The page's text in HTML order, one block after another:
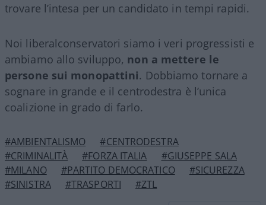
trovare l’intesa per un candidato in tempi rapidi.
Noi liberalconservatori siamo i veri progressisti e
ambiamo allo sviluppo, non a mettere le
persone sui monopattini. Dobbiamo tornare a
sognare in grande e il centrodestra è l’unica
coalizione in grado di farlo.
#AMBIENTALISMO
#CENTRODESTRA
#CRIMINALITÀ
#FORZA ITALIA
#GIUSEPPE SALA
#MILANO
#PARTITO DEMOCRATICO
#SICUREZZA
#SINISTRA
#TRASPORTI #ZTL